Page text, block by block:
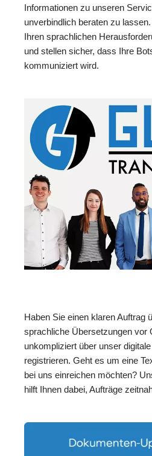
Informationen zu unseren
unverbindlich beraten zu
Ihren sprachlichen
und stellen sicher, dass Ihre
kommuniziert wird.
Haben Sie einen klaren Auftrag
sprachliche Übersetzungen vor
unkompliziert über unser
registrieren. Geht es um eine
bei uns einreichen möchten?
hilft Ihnen dabei, Aufträge